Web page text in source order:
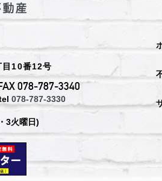
目10番12号
078-787-3340
078-787-3330
3火曜日)